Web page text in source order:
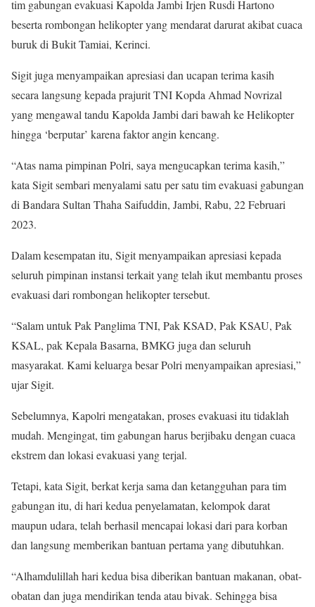
tim gabungan evakuasi Kapolda Jambi Irjen Rusdi Hartono
beserta rombongan helikopter yang mendarat darurat akibat cuaca
buruk di Bukit Tamiai, Kerinci.
Sigit juga menyampaikan apresiasi dan ucapan terima kasih
secara langsung kepada prajurit TNI Kopda Ahmad Novrizal
yang mengawal tandu Kapolda Jambi dari bawah ke Helikopter
hingga ‘berputar’ karena faktor angin kencang.
“Atas nama pimpinan Polri, saya mengucapkan terima kasih,”
kata Sigit sembari menyalami satu per satu tim evakuasi gabungan
di Bandara Sultan Thaha Saifuddin, Jambi, Rabu, 22 Februari
2023.
Dalam kesempatan itu, Sigit menyampaikan apresiasi kepada
seluruh pimpinan instansi terkait yang telah ikut membantu proses
evakuasi dari rombongan helikopter tersebut.
“Salam untuk Pak Panglima TNI, Pak KSAD, Pak KSAU, Pak
KSAL, pak Kepala Basarna, BMKG juga dan seluruh
masyarakat. Kami keluarga besar Polri menyampaikan apresiasi,”
ujar Sigit.
Sebelumnya, Kapolri mengatakan, proses evakuasi itu tidaklah
mudah. Mengingat, tim gabungan harus berjibaku dengan cuaca
ekstrem dan lokasi evakuasi yang terjal.
Tetapi, kata Sigit, berkat kerja sama dan ketangguhan para tim
gabungan itu, di hari kedua penyelamatan, kelompok darat
maupun udara, telah berhasil mencapai lokasi dari para korban
dan langsung memberikan bantuan pertama yang dibutuhkan.
“Alhamdulillah hari kedua bisa diberikan bantuan makanan, obat-
obatan dan juga mendirikan tenda atau bivak. Sehingga bisa